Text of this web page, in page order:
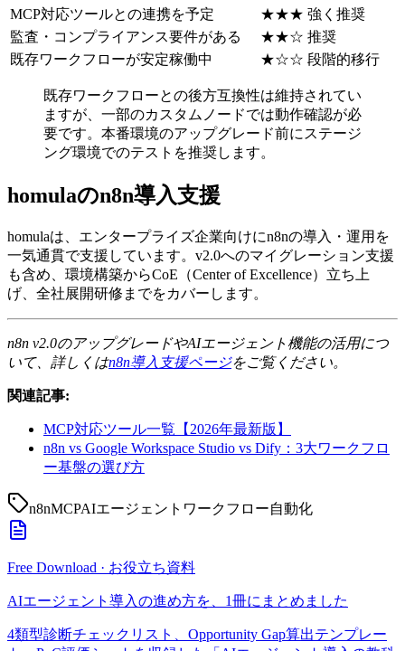
MCP対応ツールとの連携を予定
★★★ 強く推奨
監査・コンプライアンス要件がある
★★☆ 推奨
既存ワークフローが安定稼働中
★☆☆ 段階的移行
既存ワークフローとの後方互換性は維持されてい
ますが、一部のカスタムノードでは動作確認が必
要です。本番環境のアップグレード前にステージ
ング環境でのテストを推奨します。
homulaのn8n導入支援
homulaは、エンタープライズ企業向けにn8nの導入・運用を
一気通貫で支援しています。v2.0へのマイグレーション支援
も含め、環境構築からCoE（Center of Excellence）立ち上
げ、全社展開研修までをカバーします。
n8n v2.0のアップグレードやAIエージェント機能の活用につ
いて、詳しくはn8n導入支援ページをご覧ください。
関連記事:
MCP対応ツール一覧【2026年最新版】
n8n vs Google Workspace Studio vs Dify：3大ワークフロ
ー基盤の選び方
n8nMCPAIエージェント ワークフロー自動化
Free Download · お役立ち資料
AIエージェント導入の進め方を、1冊にまとめました
4類型診断チェックリスト、Opportunity Gap算出テンプレー